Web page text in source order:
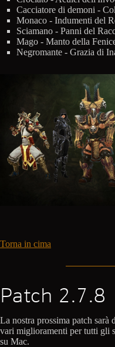
Cacciatore di demoni -
Monaco - Indumenti del
Sciamano - Panni del
Mago - Manto della
Negromante - Grazia di
Torna in cima
Patch 2.7.8
La nostra prossima patch sarà
vari miglioramenti per tutti gli
su Mac.